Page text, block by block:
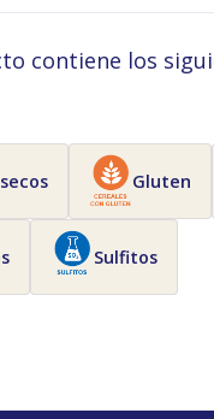
contiene los
Gluten
Sulfitos